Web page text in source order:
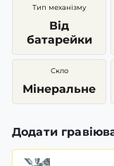
Тип механізму
Від
батарейки
Скло
Мінеральне
Додати